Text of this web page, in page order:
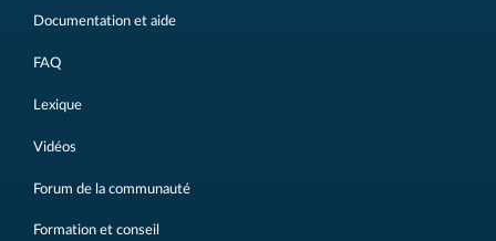
Documentation et aide
FAQ
Lexique
Vidéos
Forum de la communauté
Formation et conseil